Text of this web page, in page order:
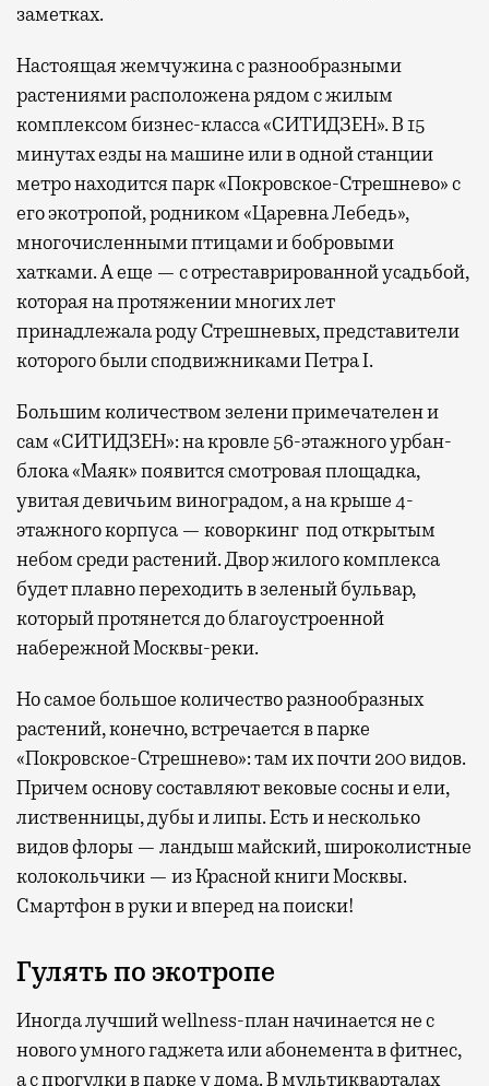
заметках.
Настоящая жемчужина с разнообразными
растениями расположена рядом с жилым
комплексом бизнес-класса «СИТИДЗЕН». В 15
минутах езды на машине или в одной станции
метро находится парк «Покровское-Стрешнево» с
его экотропой, родником «Царевна Лебедь»,
многочисленными птицами и бобровыми
хатками. А еще — с отреставрированной усадьбой,
которая на протяжении многих лет
принадлежала роду Стрешневых, представители
которого были сподвижниками Петра I.
Большим количеством зелени примечателен и
сам «СИТИДЗЕН»: на кровле 56-этажного урбан-
блока «Маяк» появится смотровая площадка,
увитая девичьим виноградом, а на крыше 4-
этажного корпуса — коворкинг под открытым
небом среди растений. Двор жилого комплекса
будет плавно переходить в зеленый бульвар,
который протянется до благоустроенной
набережной Москвы-реки.
Но самое большое количество разнообразных
растений, конечно, встречается в парке
«Покровское-Стрешнево»: там ихпочти 200 видов.
Причем основу составляют вековые сосны и ели,
лиственницы, дубы и липы. Есть и несколько
видов флоры — ландыш майский, широколистные
колокольчики — из Красной книги Москвы.
Смартфон в руки и вперед на поиски!
Гулять по экотропе
Иногда лучший wellness-план начинается не с
нового умного гаджета или абонемента в фитнес,
а с прогулки в парке у дома. В мультикварталах